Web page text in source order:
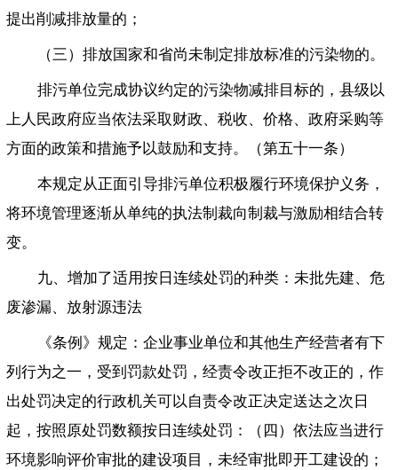
提出削减排放量的；
（三）排放国家和省尚未制定排放标准的污染物的。
排污单位完成协议约定的污染物减排目标的，县级以
上人民政府应当依法采取财政、税收、价格、政府采购等
方面的政策和措施予以鼓励和支持。（第五十一条）
本规定从正面引导排污单位积极履行环境保护义务，
将环境管理逐渐从单纯的执法制裁向制裁与激励相结合转
变。
九、增加了适用按日连续处罚的种类：未批先建、危
废渗漏、放射源违法
《条例》规定：企业事业单位和其他生产经营者有下
列行为之一，受到罚款处罚，经责令改正拒不改正的，作
出处罚决定的行政机关可以自责令改正决定送达之次日
起，按照原处罚数额按日连续处罚：（四）依法应当进行
环境影响评价审批的建设项目，未经审批即开工建设的；